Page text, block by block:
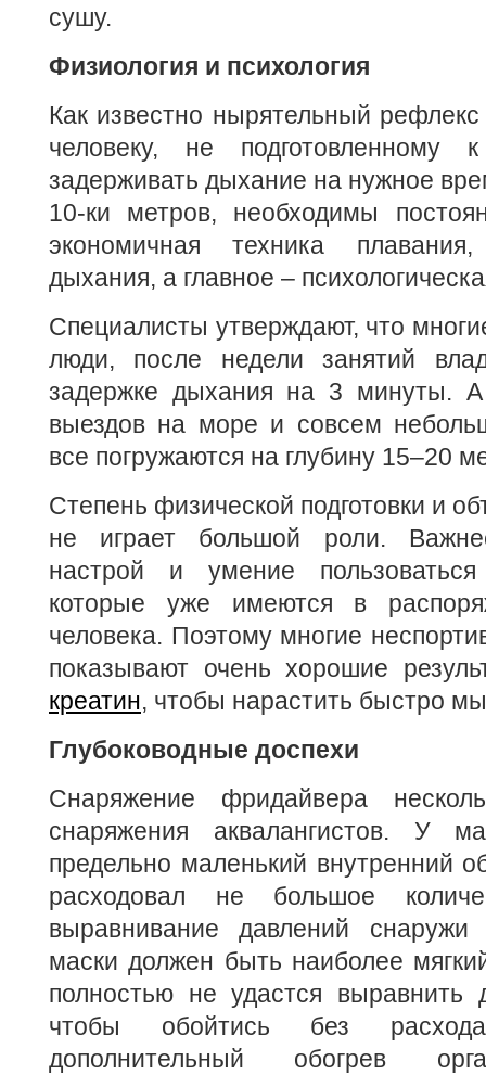
сушу.
Физиология и психология
Как известно нырятельный
человеку, не подготовленному
задерживать дыхание на нужное
10-ки метров, необходимы
экономичная техника
дыхания, а главное –
Специалисты утверждают, что
люди, после недели занятий
задержке дыхания на 3 минуты. А
выездов на море и совсем
все погружаются на глубину 15–20
Степень физической подготовки и
не играет большой роли.
настрой и умение
которые уже имеются в
человека. Поэтому многие
показывают очень хорошие
креатин, чтобы нарастить быстро
Глубоководные доспехи
Снаряжение фридайвера
снаряжения аквалангистов. У
предельно маленький внутренний
расходовал не большое
выравнивание давлений
маски должен быть наиболее
полностью не удастся выравнить
чтобы обойтись без
дополнительный обогрев